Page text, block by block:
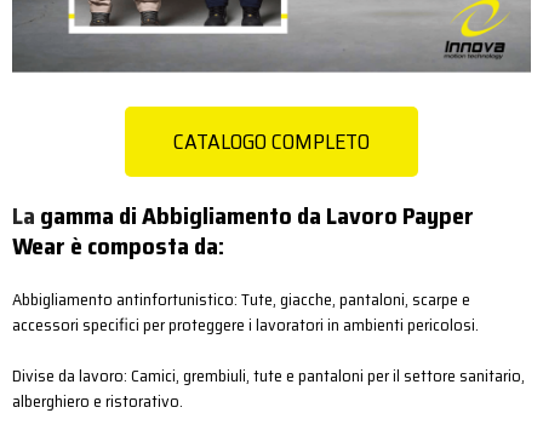
CATALOGO COMPLETO
Lagamma di Abbigliamento da Lavoro Payper
Wear è composta da:
Abbigliamento antinfortunistico: Tute, giacche, pantaloni, scarpe e
accessori specifici per proteggere i lavoratori in ambienti pericolosi.
Divise da lavoro: Camici, grembiuli, tute e pantaloni per il settore sanitario,
alberghiero e ristorativo.